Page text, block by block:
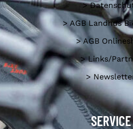
>
> AGB Landhus
> AGB
> Links/
>
SERVICE